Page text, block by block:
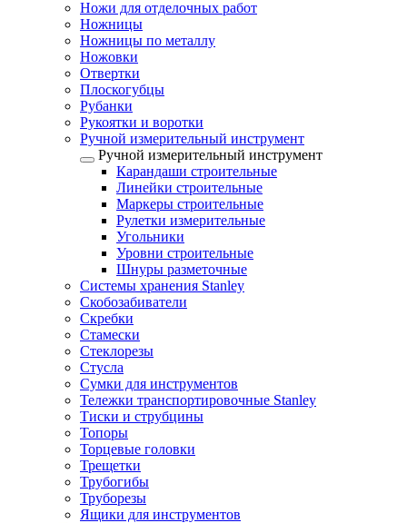
Ножи для отделочных работ
Ножницы
Ножницы по металлу
Ножовки
Отвертки
Плоскогубцы
Рубанки
Рукоятки и воротки
Ручной измерительный инструмент
Ручной измерительный инструмент
Карандаши строительные
Линейки строительные
Маркеры строительные
Рулетки измерительные
Угольники
Уровни строительные
Шнуры разметочные
Системы хранения Stanley
Скобозабиватели
Скребки
Стамески
Стеклорезы
Стусла
Сумки для инструментов
Тележки транспортировочные Stanley
Тиски и струбцины
Топоры
Торцевые головки
Трещетки
Трубогибы
Труборезы
Ящики для инструментов